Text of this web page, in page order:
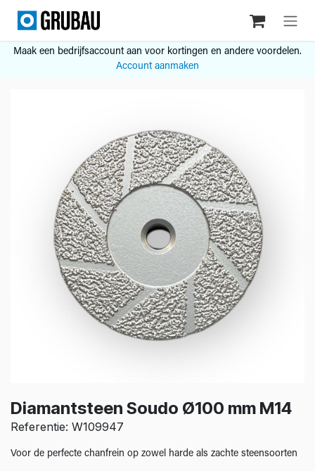
Overslaan naar inhoud
Maak een bedrijfsaccount aan voor kortingen en andere voordelen.
Account aanmaken
Diamantsteen Soudo Ø100 mm M14
Referentie: W109947
Voor de perfecte chanfrein op zowel harde als zachte steensoorten